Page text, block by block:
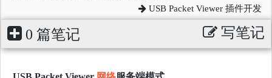
USB Packet Viewer 插件开发
0 篇笔记 写笔记